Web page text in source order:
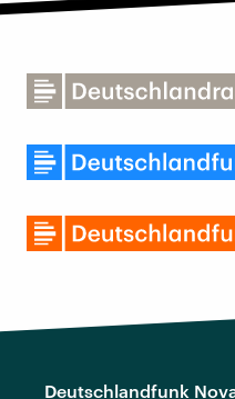
Deutschlandfunk